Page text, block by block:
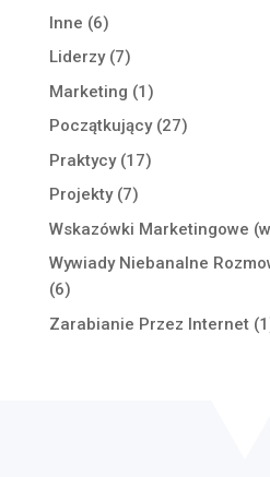
Inne (6)
Liderzy(7)
Marketing (1)
Początkujący(27)
Praktycy(17)
Projekty(7)
Wskazówki Marketingowe
Wywiady Niebanalne
(6)
Zarabianie Przez Internet